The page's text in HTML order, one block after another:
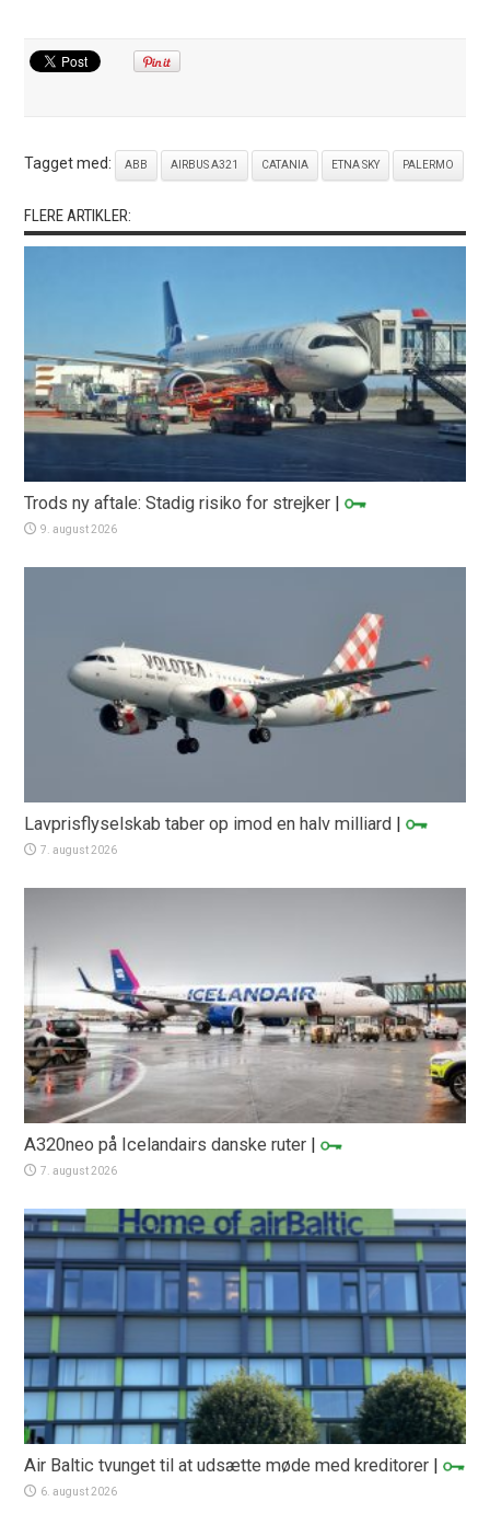
Tagget med: ABB AIRBUS A321 CATANIA ETNA SKY PALERMO
FLERE ARTIKLER:
Trods ny aftale: Stadig risiko for strejker |
9. august 2026
Lavprisflyselskab taber op imod en halv milliard |
7. august 2026
A320neo på Icelandairs danske ruter |
7. august 2026
Air Baltic tvunget til at udsætte møde med kreditorer |
6. august 2026